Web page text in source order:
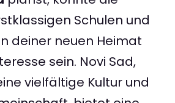
Schulen und
deiner neuen Heimat
sein. Novi Sad,
vielfältige Kultur und